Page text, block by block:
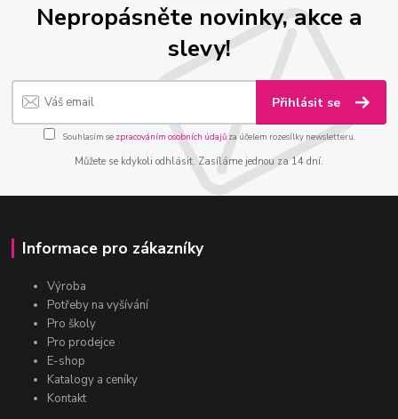
Nepropásněte novinky, akce a
slevy!
Přihlásit se
Souhlasím se zpracováním osobních údajůza účelem rozesílky newsletteru.
Můžete se kdykoli odhlásit. Zasíláme jednou za 14 dní.
Informace pro zákazníky
Výroba
Potřeby na vyšívání
Pro školy
Pro prodejce
E-shop
Katalogy a ceníky
Kontakt